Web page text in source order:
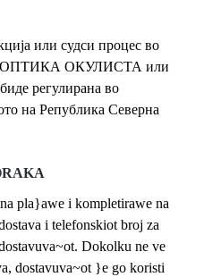
или судси процес во
ОПТИКА ОКУЛИСТА или
регулиранa во
на Република Северна
pla}awe i kompletirawe na
i telefonskiot broj za
Dokolku ne ve
dostavuva~ot }e go koristi